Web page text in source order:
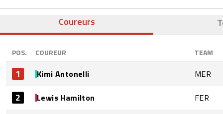
Coureurs
POS. COUREUR TEAM
1 Kimi Antonelli MER
2 Lewis Hamilton FER